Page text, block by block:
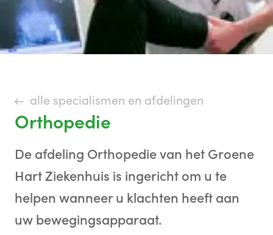
alle specialismen en afdelingen
Orthopedie
De afdeling Orthopedie van het Groene
Hart Ziekenhuis is ingericht om u te
helpen wanneer u klachten heeft aan
uw bewegingsapparaat.